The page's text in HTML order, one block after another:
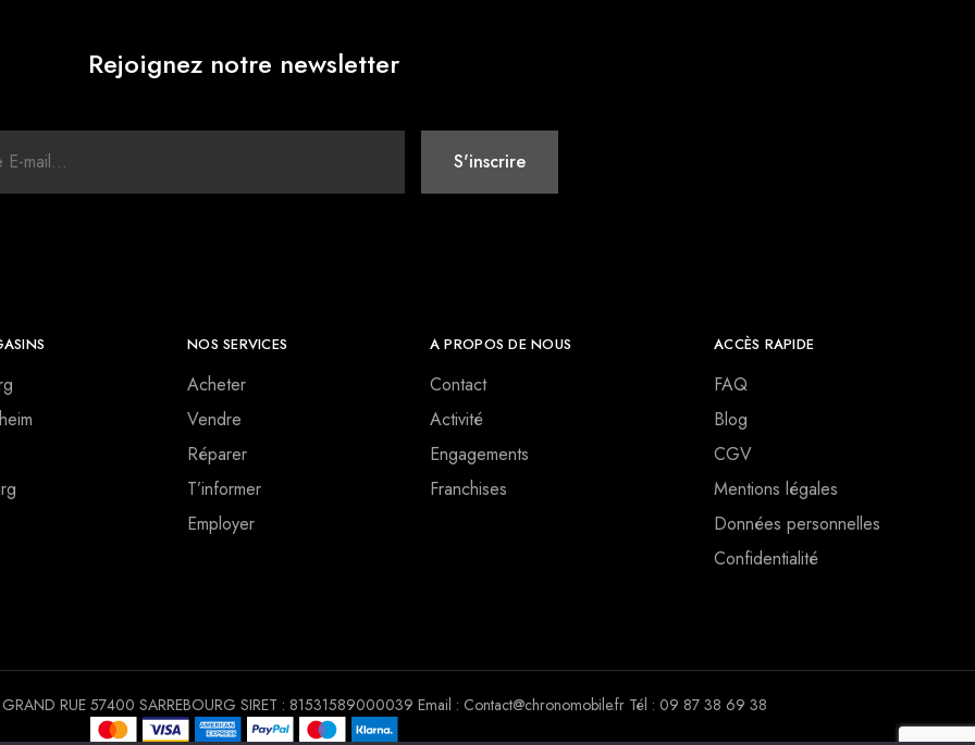
Rejoignez notre newsletter
NOS SERVICES
Acheter
Vendre
Réparer
T’informer
Employer
A PROPOS DE NOUS
Contact
Activité
Engagements
Franchises
ACCÈS RAPIDE
FAQ
Blog
CGV
Mentions légales
Données personnelles
Confidentialité
RUE 57400 SARREBOURG SIRET : 81531589000039 Email : Contact@chronomobile.fr Tél : 09 87 38 69 38